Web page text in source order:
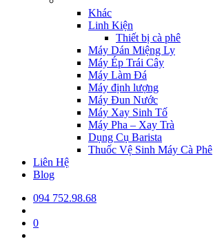
Khác
Linh Kiện
Thiết bị cà phê
Máy Dán Miệng Ly
Máy Ép Trái Cây
Máy Làm Đá
Máy định lượng
Máy Đun Nước
Máy Xay Sinh Tố
Máy Pha – Xay Trà
Dụng Cụ Barista
Thuốc Vệ Sinh Máy Cà Phê
Liên Hệ
Blog
094 752.98.68
0